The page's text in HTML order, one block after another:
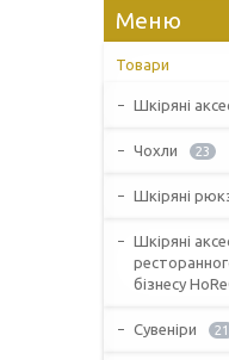
Товари
Шкіряні
Чохли 23
Шкіряні
Шкіряні
бізнесу
Сувеніри 21